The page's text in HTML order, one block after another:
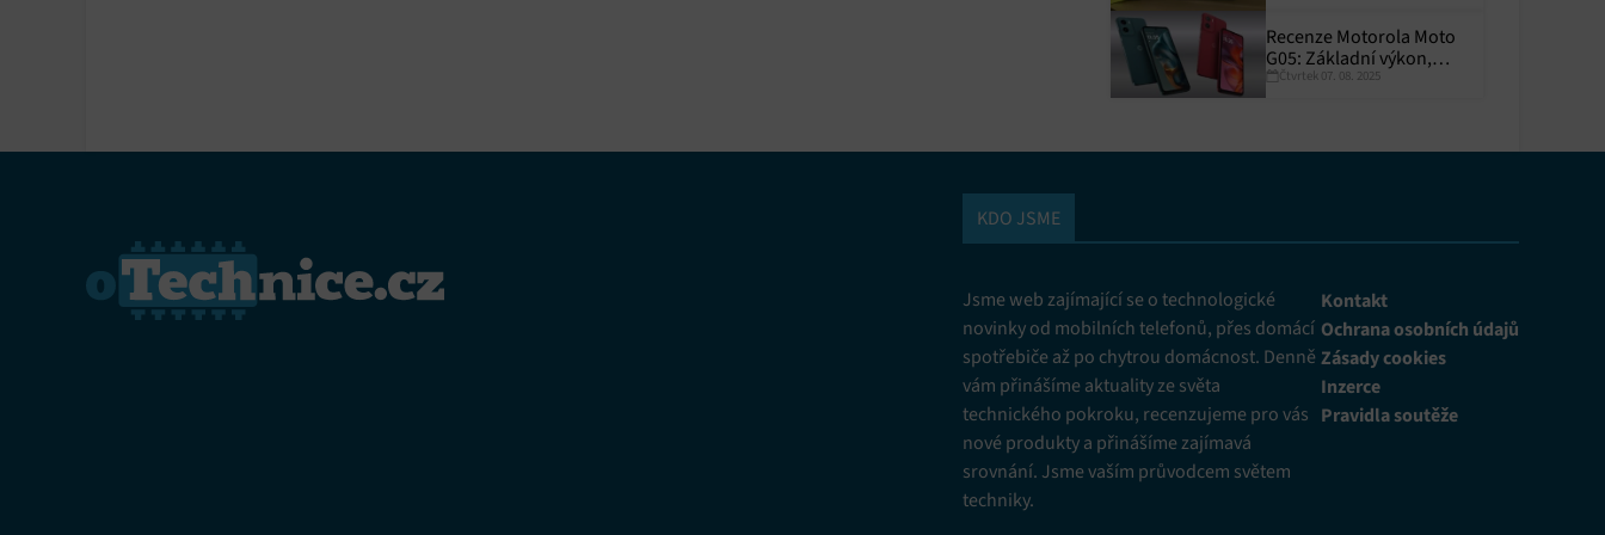
Recenze Motorola Moto
G05: Základní výkon,
skvělá výdrž
Čtvrtek 07. 08. 2025
KDO JSME
Jsme web zajímající se o technologické
novinky od mobilních telefonů, přes domácí
spotřebiče až po chytrou domácnost. Denně
vám přinášíme aktuality ze světa
technického pokroku, recenzujeme pro vás
nové produkty a přinášíme zajímavá
srovnání. Jsme vaším průvodcem světem
techniky.
Kontakt
Ochrana osobních údajů
Zásady cookies
Inzerce
Pravidla soutěže